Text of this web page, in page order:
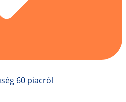
60 piacról